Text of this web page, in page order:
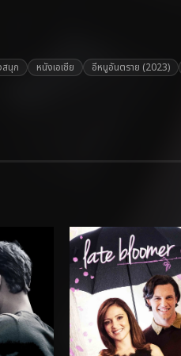
นุก หนังเอเชีย อีหนูอันตราย (2023)